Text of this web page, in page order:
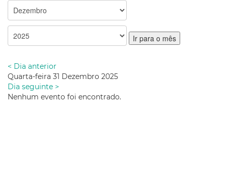
Ir para o mês
< Dia anterior
Quarta-feira 31 Dezembro 2025
Dia seguinte >
Nenhum evento foi encontrado.